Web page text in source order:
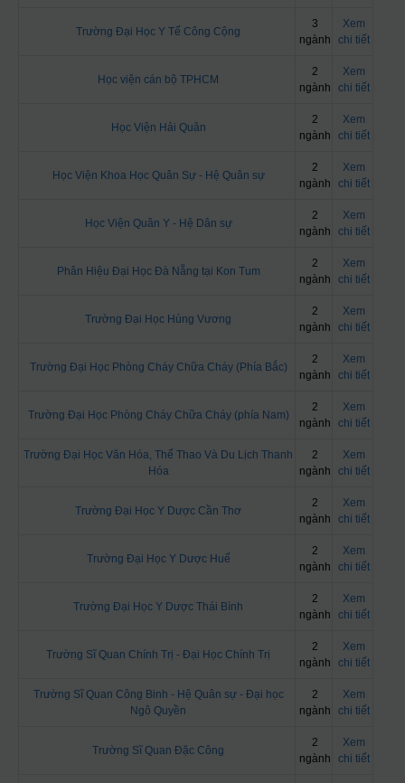
Trường Đại Học Y Tế Công Cộng
3
ngành
Xem
chi tiết
Học viện cán bộ TPHCM
2
ngành
Xem
chi tiết
Học Viện Hải Quân
2
ngành
Xem
chi tiết
Học Viện Khoa Học Quân Sự - Hệ Quân sự
2
ngành
Xem
chi tiết
Học Viện Quân Y - Hệ Dân sự
2
ngành
Xem
chi tiết
Phân Hiệu Đại Học Đà Nẵng tại Kon Tum
2
ngành
Xem
chi tiết
Trường Đại Học Hùng Vương
2
ngành
Xem
chi tiết
Trường Đại Học Phòng Cháy Chữa Cháy (Phía Bắc)
2
ngành
Xem
chi tiết
Trường Đại Học Phòng Cháy Chữa Cháy (phía Nam)
2
ngành
Xem
chi tiết
Trường Đại Học Văn Hóa, Thể Thao Và Du Lịch Thanh
Hóa
2
ngành
Xem
chi tiết
Trường Đại Học Y Dược Cần Thơ
2
ngành
Xem
chi tiết
Trường Đại Học Y Dược Huế
2
ngành
Xem
chi tiết
Trường Đại Học Y Dược Thái Bình
2
ngành
Xem
chi tiết
Trường Sĩ Quan Chính Trị - Đại Học Chính Trị
2
ngành
Xem
chi tiết
Trường Sĩ Quan Công Binh - Hệ Quân sự - Đại học
Ngô Quyền
2
ngành
Xem
chi tiết
Trường Sĩ Quan Đặc Công
2
ngành
Xem
chi tiết